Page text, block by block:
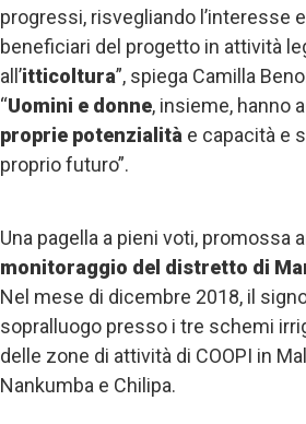
progressi, risvegliando l’interesse
beneficiari del progetto in attività
all’itticoltura”, spiega Camilla
“Uomini e donne, insieme, hanno
proprie potenzialità e capacità e
proprio futuro”.
Una pagella a pieni voti, promossa
monitoraggio del distretto di
Nel mese di dicembre 2018, il
sopralluogo presso i tre schemi
delle zone di attività di COOPI in
Nankumba e Chilipa.